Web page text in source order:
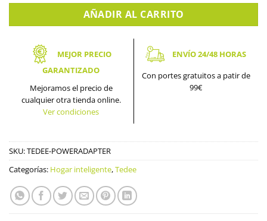
AÑADIR AL CARRITO
MEJOR PRECIO
GARANTIZADO
Mejoramos el precio de
cualquier otra tienda online.
Ver condiciones
ENVÍO 24/48 HORAS
Con portes gratuitos a patir de
99€
SKU:TEDEE-POWERADAPTER
Categorías: Hogar inteligente,Tedee